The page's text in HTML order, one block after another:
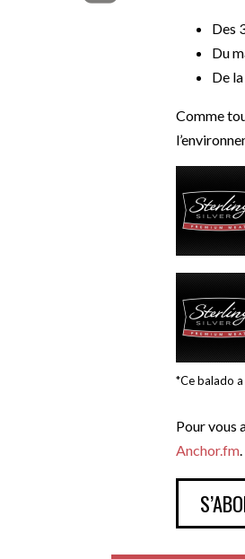
Des
Du
De
Comme
*Ce balado
Pour vous
Anchor.fm.